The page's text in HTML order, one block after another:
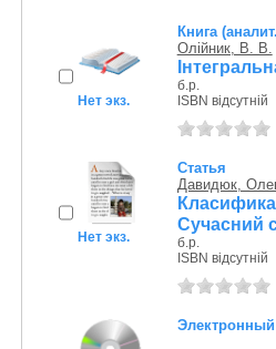
Нет экз.
Книга
Олійник, В. В.
б.р.
ISBN відсутній
Нет экз.
Статья
Давидюк,
Сучасний
б.р.
ISBN відсутній
Электронный